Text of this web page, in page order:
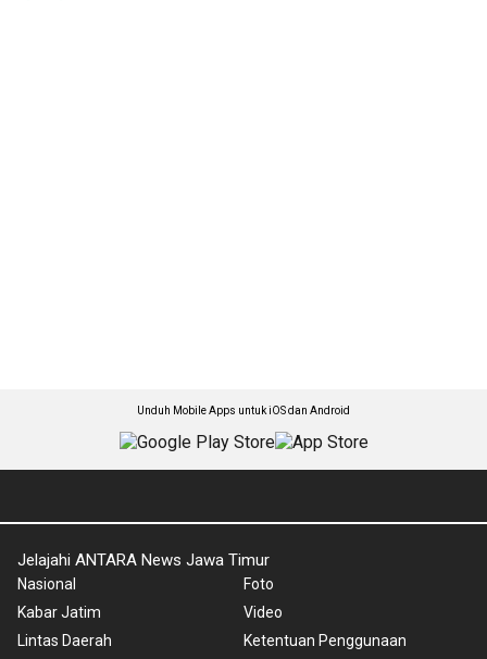
Unduh Mobile Apps untuk iOS dan Android
Jelajahi ANTARA News Jawa Timur
Nasional
Kabar Jatim
Lintas Daerah
Foto
Video
Ketentuan Penggunaan